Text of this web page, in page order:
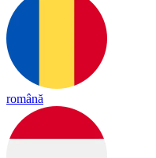
română